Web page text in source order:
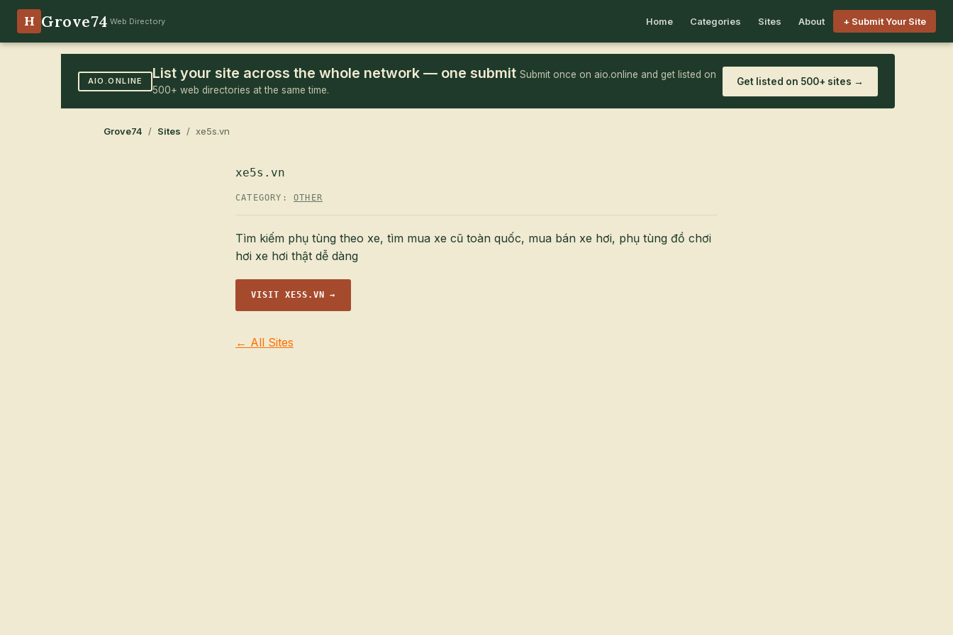
H Grove74 Web Directory Home Categories Sites About + Submit Your Site
AIO.ONLINE List your site across the whole network — one submit Submit once on aio.online and get listed on
500+ web directories at the same time.
Get listed on 500+ sites →
Grove74 / Sites / xe5s.vn
xe5s.vn
CATEGORY: OTHER
Tìm kiếm phụ tùng theo xe, tìm mua xe cũ toàn quốc, mua bán xe hơi, phụ tùng đồ chơi
hơi xe hơi thật dễ dàng
VISIT XE5S.VN →
← All Sites